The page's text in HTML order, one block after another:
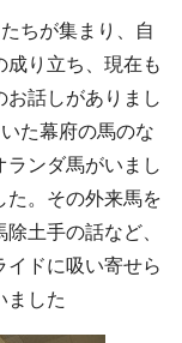
ちが集まり、自
成り立ち、現在も
お話しがありまし
た幕府の馬のな
ランダ馬がいまし
た。その外来馬を
土手の話など、
イドに吸い寄せら
ました